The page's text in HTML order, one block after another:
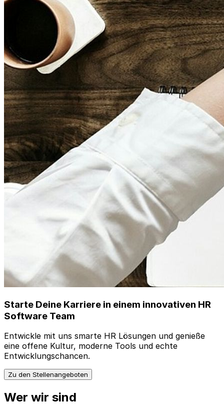
Starte Deine Karriere in einem innovativen HR
Software Team
Entwickle mit uns smarte HR Lösungen und genieße
eine offene Kultur, moderne Tools und echte
Entwicklungschancen.
Zu den Stellenangeboten
Wer wir sind